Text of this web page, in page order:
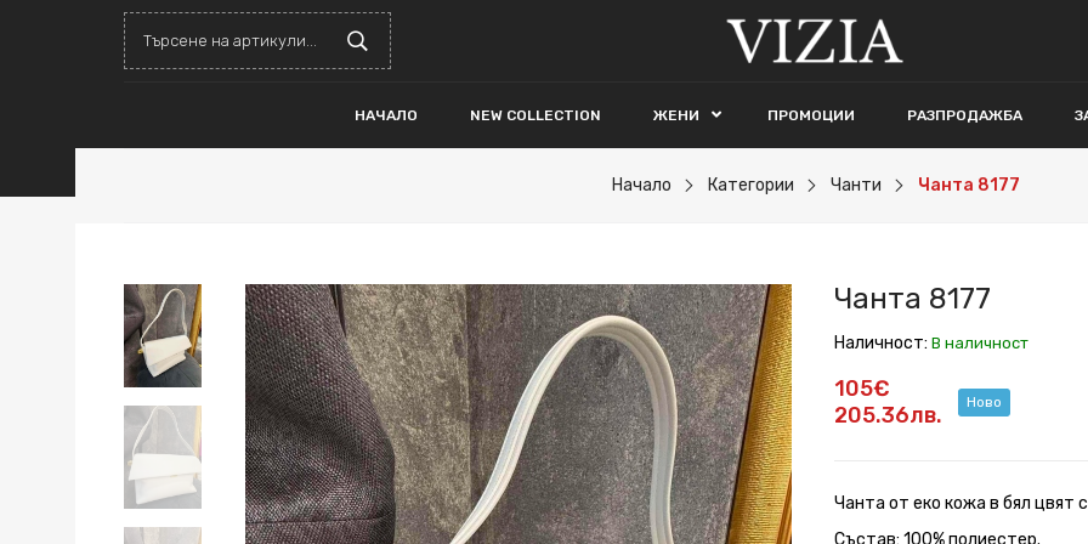
НАЧАЛО NEW COLLECTION ЖЕНИ ПРОМОЦИИ РАЗПРОДАЖБА
Начало Категории Чанти Чанта 8177
Чанта 8177
Наличност: В наличност
105€
205.36лв.
Ново
Чанта от еко кожа в бял цвят
Състав: 100% полиестер.